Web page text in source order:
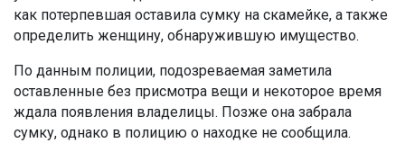
как потерпевшая оставила сумку на скамейке, а также
определить женщину, обнаружившую имущество.
По данным полиции, подозреваемая заметила
оставленные без присмотра вещи и некоторое время
ждала появления владелицы. Позже она забрала
сумку, однако в полицию о находке не сообщила.